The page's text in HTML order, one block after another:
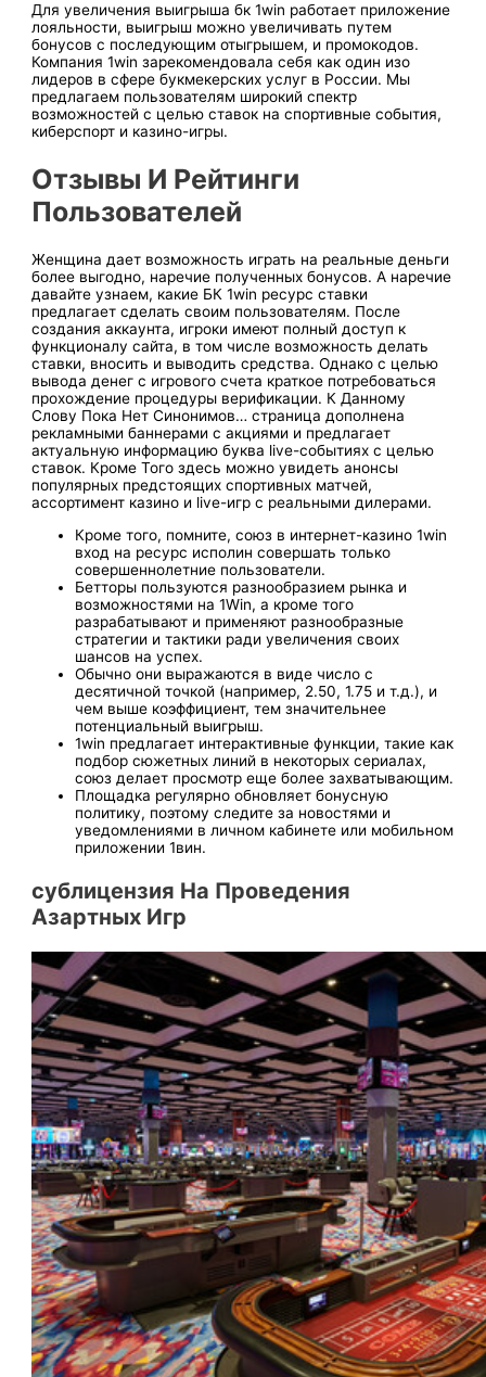
Для увеличения выигрыша бк 1win работает приложение
лояльности, выигрыш можно увеличивать путем
бонусов с последующим отыгрышем, и промокодов.
Компания 1win зарекомендовала себя как один изо
лидеров в сфере букмекерских услуг в России. Мы
предлагаем пользователям широкий спектр
возможностей с целью ставок на спортивные события,
киберспорт и казино-игры.
Отзывы И Рейтинг͏и
Пользователей
Женщина дает возможность играть на реальные деньги
более выгодно, наречие полученных бонусов. А наречие
давайте узнаем, какие БК 1win ресурс ставки
предлагает сделать своим пользователям. После
создания аккаунта, игроки имеют полный доступ к
функционалу сайта, в том числе возможность делать
ставки, вносить и выводить средства. Однако с целью
вывода денег с игрового счета краткое потребоваться
прохождение процедуры верификации. К Данному
Слову Пока Нет Синонимов… страница дополнена
рекламными баннерами с акциями и предлагает
актуальную информацию буква live-событиях с целью
ставок. Кроме Того здесь можно увидеть анонсы
популярных предстоящих спортивных матчей,
ассортимент казино и live-игр с реальными дилерами.
Кроме того, помните, союз в интернет-казино 1win
вход на ресурс исполин совершать только
совершеннолетние пользователи.
Бетторы пользуются разнообразием рынка и
возможностями на 1Win, а кроме того
разрабатывают и применяют разнообразные
стратегии и тактики ради увеличения своих
шансов на успех.
Обычно они выражаются в виде число с
десятичной точкой (например, 2.50, 1.75 и т.д.), и
чем выше коэффициент, тем значительнее
потенциальный выигрыш.
1win предлагает интерактивные функции, такие как
подбор сюжетных линий в некоторых сериалах,
союз делает просмотр еще более захватывающим.
Площадка регулярно обновляет бонусную
политику, поэтому следите за новостями и
уведомлениями в личном кабинете или мобильном
приложении 1вин.
сублицензия На Проведения
Азартных Игр